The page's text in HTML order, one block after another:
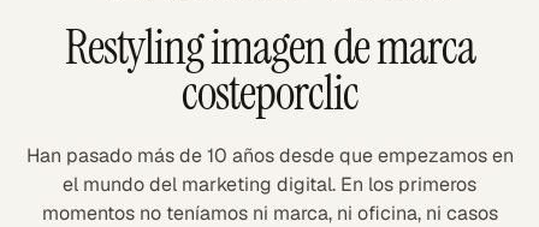
Restyling imagen de marca
costeporclic
Han pasado más de 10 años desde que empezamos en
el mundo del marketing digital. En los primeros
momentos no teníamos ni marca, ni oficina, ni casos